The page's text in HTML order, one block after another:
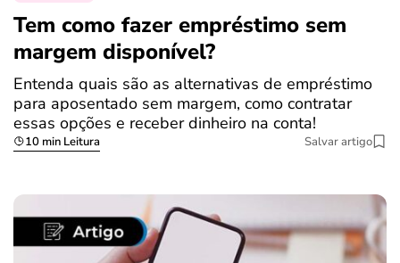
Tem como fazer empréstimo sem
margem disponível?
Entenda quais são as alternativas de empréstimo
para aposentado sem margem, como contratar
essas opções e receber dinheiro na conta!
10 min Leitura Salvar artigo